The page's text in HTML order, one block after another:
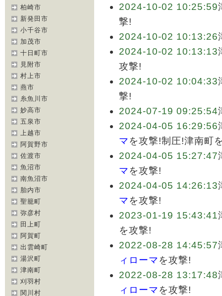
柏崎市
新発田市
小千谷市
加茂市
十日町市
見附市
村上市
燕市
糸魚川市
妙高市
五泉市
上越市
阿賀野市
佐渡市
魚沼市
南魚沼市
胎内市
聖籠町
弥彦村
田上町
阿賀町
出雲崎町
湯沢町
津南町
刈羽村
関川村
2024-10-02 10:25:59
撃!
2024-10-02 10:13:26
2024-10-02 10:13:13
攻撃!
2024-10-02 10:04:33
撃!
2024-07-19 09:25:54
2024-04-05 16:29:56
マを攻撃!制圧!津南町
2024-04-05 15:27:47
マを攻撃!
2024-04-05 14:26:13
マを攻撃!
2023-01-19 15:43:41
を攻撃!
2022-08-28 14:45:57
ィローマを攻撃!
2022-08-28 13:17:48
ィローマを攻撃!